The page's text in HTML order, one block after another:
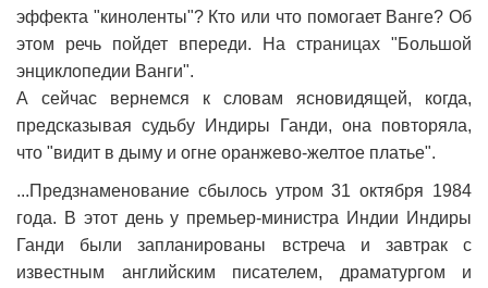
эффекта "киноленты"? Кто или что помогает Ванге? Об
этом речь пойдет впереди. На страницах "Большой
энциклопедии Ванги".
А сейчас вернемся к словам ясновидящей, когда,
предсказывая судьбу Индиры Ганди, она повторяла,
что "видит в дыму и огне оранжево-желтое платье".
...Предзнаменование сбылось утром 31 октября 1984
года. В этот день у премьер-министра Индии Индиры
Ганди были запланированы встреча и завтрак с
известным английским писателем, драматургом и